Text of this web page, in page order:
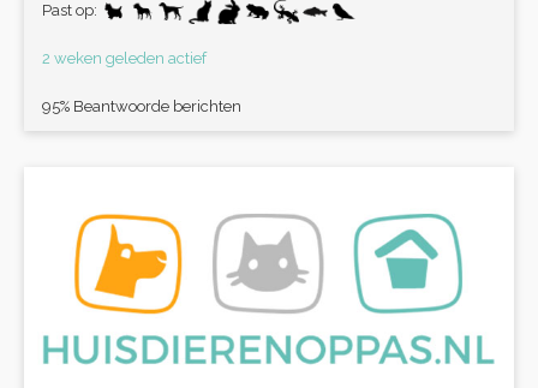
Past op:
2 weken geleden actief
95% Beantwoorde berichten